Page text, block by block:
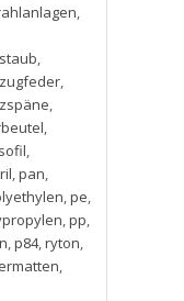
,
,
,
,
,
,
,pan,
,pe,
,pp,
,p84,ryton,
,